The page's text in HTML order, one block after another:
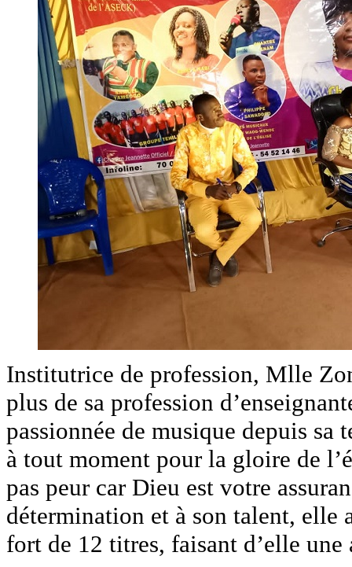
Institutrice de profession, Mlle
plus de sa profession
passionnée de musique depuis sa
à tout moment pour la gloire de
pas peur car Dieu est votre
détermination et à son talent, elle
fort de 12 titres, faisant d’elle